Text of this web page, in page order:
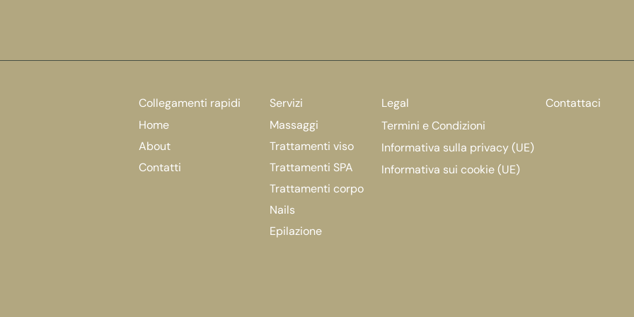
Collegamenti rapidi
Home
About
Contatti
Servizi
Massaggi
Trattamenti viso
Trattamenti SPA
Trattamenti corpo
Nails
Epilazione
Legal
Termini e Condizioni
Informativa sulla privacy (UE)
Informativa sui cookie (UE)
Contattaci